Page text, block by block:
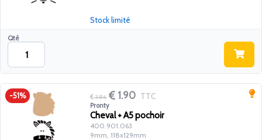
Qté
Stock limité
-51% 3.86 1.90 TTC
Pronty
Cheval + A5 pochoir
400.901.063
9mm, 118x129mm